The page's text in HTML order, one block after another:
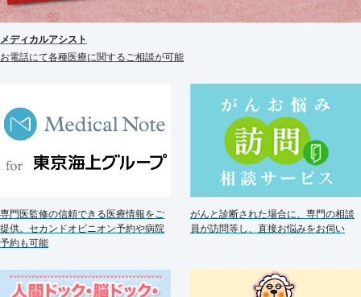
メディカルアシスト
お電話にて各種医療に関するご相談が可能
専門医監修の信頼できる医療情報をご
提供。セカンドオピニオン予約や病院
予約も可能
がんと診断された場合に、専門の相談
員が訪問等し、直接お悩みをお伺い